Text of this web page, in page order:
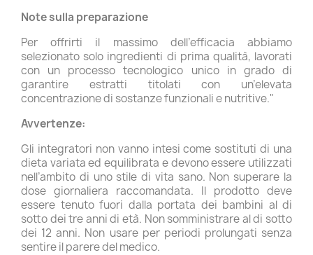
Note sulla preparazione
Per offrirti il massimo dell’efficacia abbiamo
selezionato solo ingredienti di prima qualità, lavorati
con un processo tecnologico unico in grado di
garantire estratti titolati con un’elevata
concentrazione di sostanze funzionali e nutritive."
Avvertenze:
Gli integratori non vanno intesi come sostituti di una
dieta variata ed equilibrata e devono essere utilizzati
nell’ambito di uno stile di vita sano. Non superare la
dose giornaliera raccomandata. Il prodotto deve
essere tenuto fuori dalla portata dei bambini al di
sotto dei tre anni di età. Non somministrare al di sotto
dei 12 anni. Non usare per periodi prolungati senza
sentire il parere del medico.